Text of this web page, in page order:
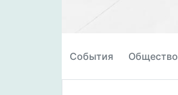
События Общество